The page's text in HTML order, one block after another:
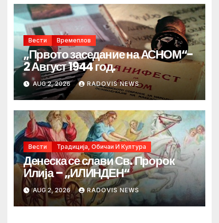
Вести Времеплов
„Првото заседание на АСНОМ“-
2 Август 1944 год.
AUG 2, 2026 RADOVIS NEWS
Вести Традиција, Обичаи И Култура
Денеска се слави Св. Пророк
Илија – „ИЛИНДЕН“
AUG 2, 2026 RADOVIS NEWS